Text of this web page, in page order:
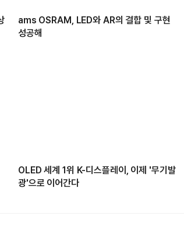
ams OSRAM, LED와 AR의 결합 및 구현
성공해
OLED 세계 1위 K-디스플레이, 이제 '무기발
광'으로 이어간다